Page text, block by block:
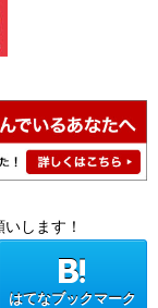
します！
はてなブックマーク